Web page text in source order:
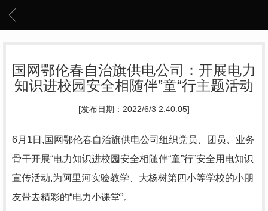
国网鄂伦春自治旗供电公司：开展电力
知识进校园安全相随伴”童“行主题活动
[发布日期：2022/6/3 2:40:05]
6月1日,国网鄂伦春自治旗供电公司组织党员、团员、业务
骨干开展“电力知识进校园安全相随伴“童”行”安全用电知识
宣传活动,为阿里河实验教学、大杨树第四小等学校的小朋
友带去精彩的“电力小课堂”。